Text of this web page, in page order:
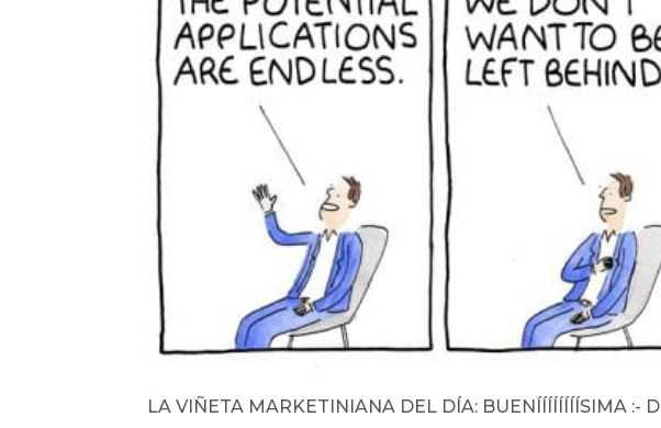
LA VIÑETA MARKETINIANA DEL DÍA: BUENÍÍÍÍÍÍÍÍSIMA :- D